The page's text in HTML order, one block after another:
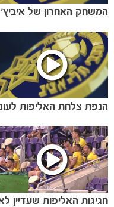
הקבוצות
המשחק האחרון של איביץ'